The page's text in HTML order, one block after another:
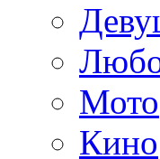
Мото
Кино